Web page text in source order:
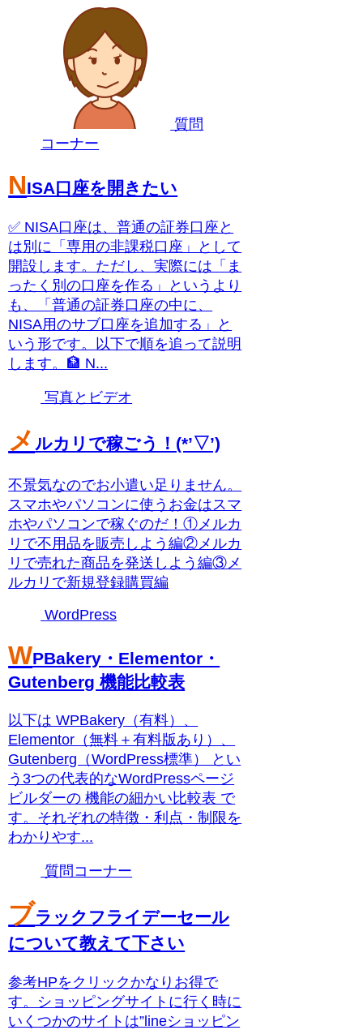
質問
コーナー
NISA口座を開きたい
✅ NISA口座は、普通の証券口座と
は別に「専用の非課税口座」として
開設します。ただし、実際には「ま
ったく別の口座を作る」というより
も、「普通の証券口座の中に、
NISA用のサブ口座を追加する」と
いう形です。以下で順を追って説明
します。🏦 N...
写真とビデオ
メルカリで稼ごう！(*’▽’)
不景気なのでお小遣い足りません。
スマホやパソコンに使うお金はスマ
ホやパソコンで稼ぐのだ！①メルカ
リで不用品を販売しよう編②メルカ
リで売れた商品を発送しよう編③メ
ルカリで新規登録購買編
WordPress
WPBakery・Elementor・
Gutenberg 機能比較表
以下は WPBakery（有料）、
Elementor（無料＋有料版あり）、
Gutenberg（WordPress標準） とい
う3つの代表的なWordPressページ
ビルダーの 機能の細かい比較表 で
す。それぞれの特徴・利点・制限を
わかりやす...
質問コーナー
ブラックフライデーセール
について教えて下さい
参考HPをクリックかなりお得で
す。ショッピングサイトに行く時に
いくつかのサイトは”lineショッピン